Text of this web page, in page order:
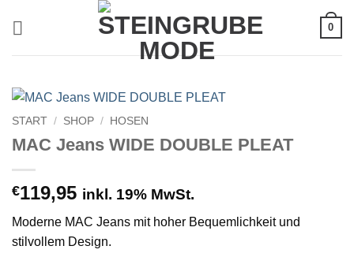
0
START / SHOP / HOSEN
MAC Jeans WIDE DOUBLE PLEAT
€119,95 inkl. 19% MwSt.
Moderne MAC Jeans mit hoher Bequemlichkeit und
stilvollem Design.